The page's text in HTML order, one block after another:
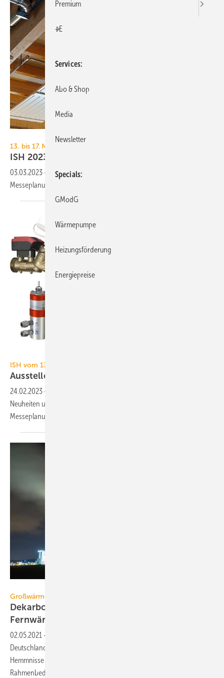
13. bis 17. März 2023, Messe Frankfurt
ISH 2023: Heiztechnik und ihre
03.03.2023 -
TGA+E Fachplaner präsentiert Heizungslösungen zur
Messeplanung für die ISH
ISH vom 13. bis 17. März 2023 in Frankfurt
Aussteller-Ankündigungen zur ISH
24.02.2023 -
Neuheiten und Präsentationsschwerpunkte zur Inspiration Ihrer
Messeplanung für die ISH
Großwärmepumpen
Dekarbonisierung von Industrie und
Fernwärme
02.05.2021 -
Deutschland nur schleppend. Ursachen sind regulatorische
Hemmnisse ebenso wie ungünstige wirtschaftliche und technische
Rahmenbedingungen. Im Hinblick auf die breit angelegte
Premium
+E
Services
Abo & Shop
Media
Newsletter
Specials
GModG
Wärmepumpe
Heizungsförderung
Energiepreise